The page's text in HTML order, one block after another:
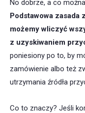
No dobrze, a co
Podstawowa zasada
możemy wliczyć
z uzyskiwaniem
poniesiony po to, by
zamówienie albo też
utrzymania źródła
Co to znaczy? Jeśli